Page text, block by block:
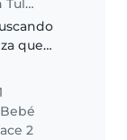
Trabajo para niñera en Tultepec
que
que
Bebé
2